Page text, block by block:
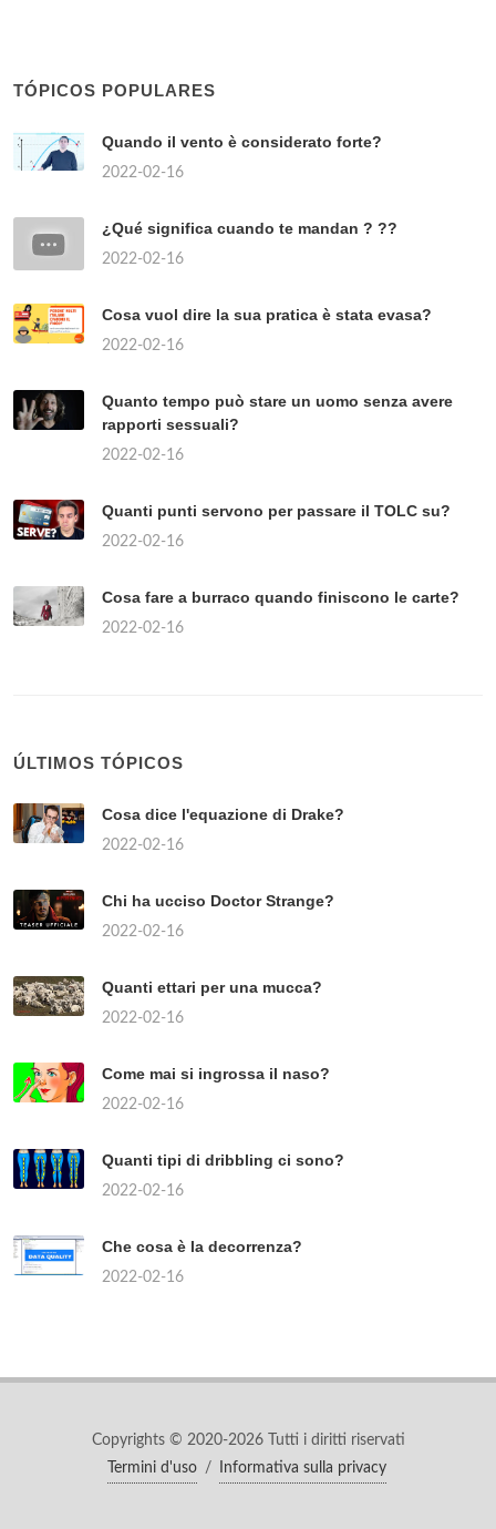
TÓPICOS POPULARES
Quando il vento è considerato forte?
2022-02-16
¿Qué significa cuando te mandan ? ??
2022-02-16
Cosa vuol dire la sua pratica è stata evasa?
2022-02-16
Quanto tempo può stare un uomo senza avere
rapporti sessuali?
2022-02-16
Quanti punti servono per passare il TOLC su?
2022-02-16
Cosa fare a burraco quando finiscono le carte?
2022-02-16
ÚLTIMOS TÓPICOS
Cosa dice l'equazione di Drake?
2022-02-16
Chi ha ucciso Doctor Strange?
2022-02-16
Quanti ettari per una mucca?
2022-02-16
Come mai si ingrossa il naso?
2022-02-16
Quanti tipi di dribbling ci sono?
2022-02-16
Che cosa è la decorrenza?
2022-02-16
Copyrights © 2020-2026 Tutti i diritti riservati
Termini d'uso
/ Informativa sulla privacy